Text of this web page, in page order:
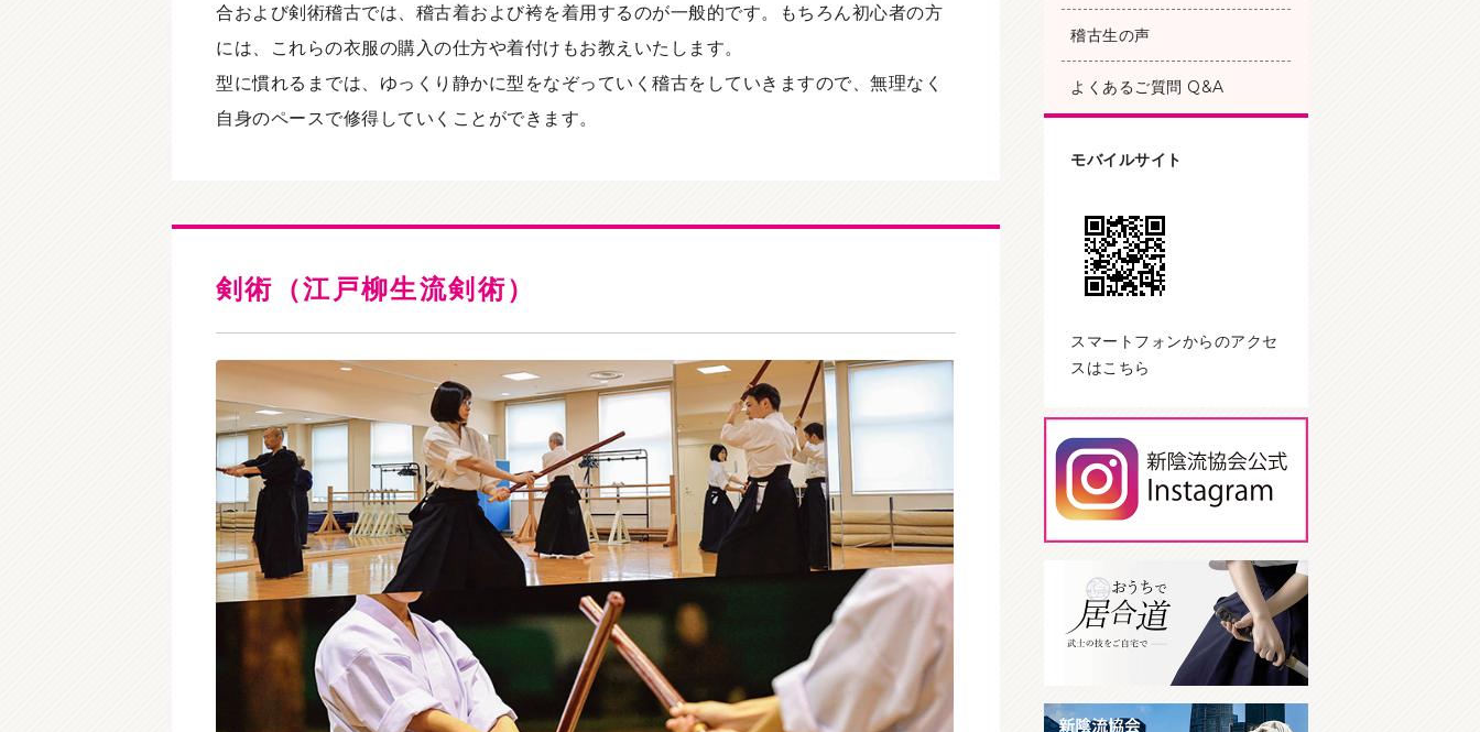
合および剣術稽古では、稽古着および袴を着用するのが一般的です。もちろん初心者の方
には、これらの衣服の購入の仕方や着付けもお教えいたします。
型に慣れるまでは、ゆっくり静かに型をなぞっていく稽古をしていきますので、無理なく
自身のペースで修得していくことができます。
剣術（江戸柳生流剣術）
稽古生の声
よくあるご質問 Q&A
モバイルサイト
スマートフォンからのアクセ
スはこちら